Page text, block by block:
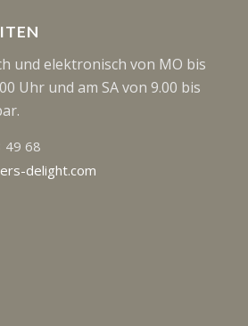
und elektronisch von MO bis
Uhr und am SA von 9.00 bis
49 68
delight.com